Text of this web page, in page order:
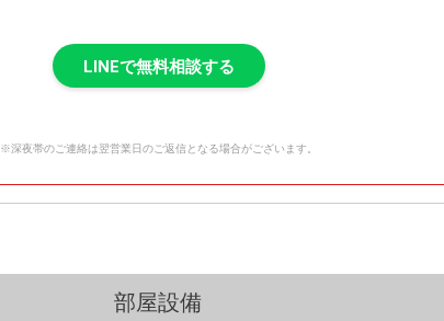
LINEで無料相談する
※深夜帯のご連絡は翌営業日のご返信となる場合がございます。
部屋設備